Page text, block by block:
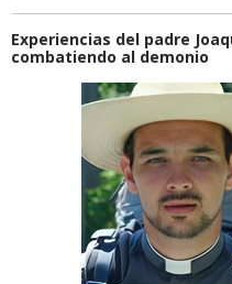
Experiencias del padre
combatiendo al demonio